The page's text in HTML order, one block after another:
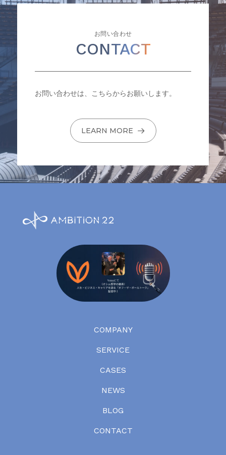
お問い合わせ
CONTACT
お問い合わせは、こちらからお願いします。
LEARN MORE
COMPANY
SERVICE
CASES
NEWS
BLOG
CONTACT